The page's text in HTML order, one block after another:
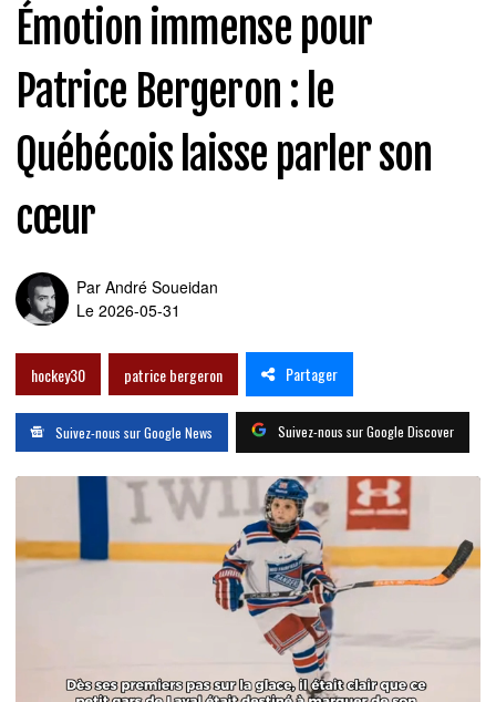
Émotion immense pour
Patrice Bergeron : le
Québécois laisse parler son
cœur
Par André Soueidan
Le 2026-05-31
hockey30 patrice bergeron Partager
Suivez-nous sur Google News Suivez-nous sur Google Discover